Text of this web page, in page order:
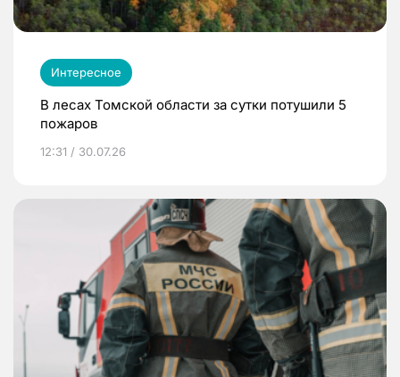
Интересное
В лесах Томской области за сутки потушили 5
пожаров
12:31 / 30.07.26